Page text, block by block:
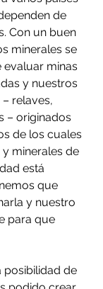
de
Con un buen
minerales se
evaluar minas
y nuestros
relaves,
– originados
de los cuales
minerales de
está
que
y nuestro
para que
posibilidad de